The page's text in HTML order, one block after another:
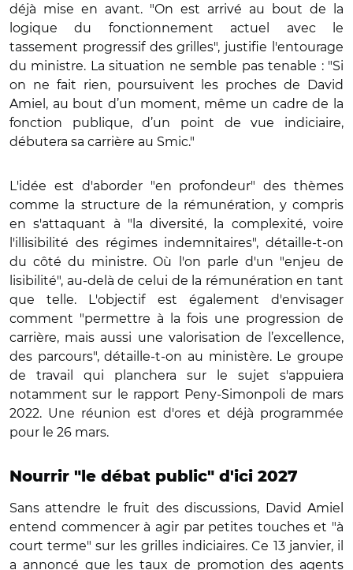
déjà mise en avant. "On est arrivé au bout de la
logique du fonctionnement actuel avec le
tassement progressif des grilles", justifie l'entourage
du ministre. La situation ne semble pas tenable : "Si
on ne fait rien, poursuivent les proches de David
Amiel, au bout d’un moment, même un cadre de la
fonction publique, d’un point de vue indiciaire,
débutera sa carrière au Smic."
L'idée est d'aborder "en profondeur" des thèmes
comme la structure de la rémunération, y compris
en s'attaquant à "la diversité, la complexité, voire
l'illisibilité des régimes indemnitaires", détaille-t-on
du côté du ministre. Où l'on parle d'un "enjeu de
lisibilité", au-delà de celui de la rémunération en tant
que telle. L'objectif est également d'envisager
comment "permettre à la fois une progression de
carrière, mais aussi une valorisation de l’excellence,
des parcours", détaille-t-on au ministère. Le groupe
de travail qui planchera sur le sujet s'appuiera
notamment sur le rapport Peny-Simonpoli de mars
2022. Une réunion est d'ores et déjà programmée
pour le 26 mars.
Nourrir "le débat public" d'ici 2027
Sans attendre le fruit des discussions, David Amiel
entend commencer à agir par petites touches et "à
court terme" sur les grilles indiciaires. Ce 13 janvier, il
a annoncé que les taux de promotion des agents